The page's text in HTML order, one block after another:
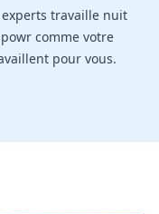
travaille nuit
comme votre
pour vous.